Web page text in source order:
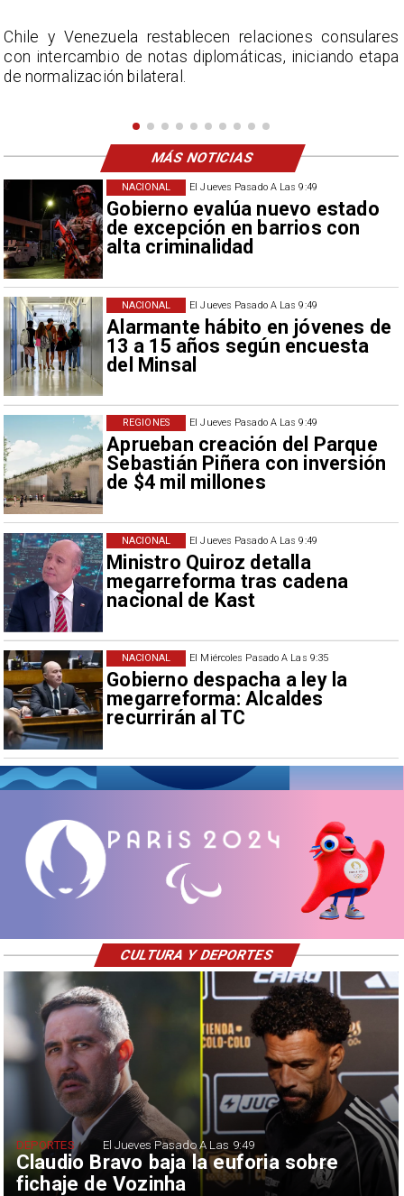
El Jueves Pasado A Las 9:49
Gobierno evalúa nuevo estado
de excepción en barrios con
alta criminalidad
NACIONAL
El Jueves Pasado A Las 9:49
Alarmante hábito en jóvenes de
13 a 15 años según encuesta
del Minsal
NACIONAL
El Jueves Pasado A Las 9:49
Aprueban creación del Parque
Sebastián Piñera con inversión
de $4 mil millones
REGIONES
El Jueves Pasado A Las 9:49
Ministro Quiroz detalla
megarreforma tras cadena
nacional de Kast
NACIONAL
El Miércoles Pasado A Las 9:35
Gobierno despacha a ley la
megarreforma: Alcaldes
recurrirán al TC
NACIONAL
La Confederación Nacional de Ferias Libres (ASOF)
considera inaceptable que se refieran a Fabiola
Campillai como 'señora de feria', expresión utilizada
MÁS NOTICIAS
Claudio Bravo baja la euforia sobre
fichaje de Vozinha
DEPORTES El Jueves Pasado A Las 9:49
CULTURA Y DEPORTES